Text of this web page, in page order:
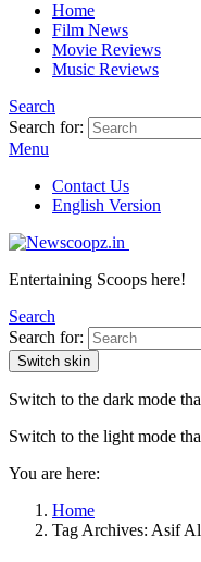
Home
Film News
Movie Reviews
Music Reviews
Search
Search for:
Menu
Contact Us
English Version
Entertaining Scoops here!
Search
Search for:
Switch skin
Switch to the dark mode
Switch to the light mode
You are here:
Home
Tag Archives: Asif